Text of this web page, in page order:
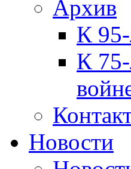
Архив
К
К
Новости